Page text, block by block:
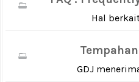
Hal
GDJ